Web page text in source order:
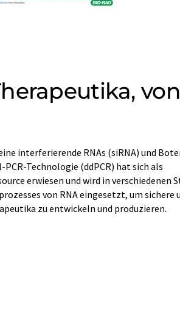
von
zu entwickeln und produzieren.